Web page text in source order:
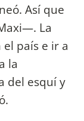
Así que
La
país e ir a
la
del esquí y